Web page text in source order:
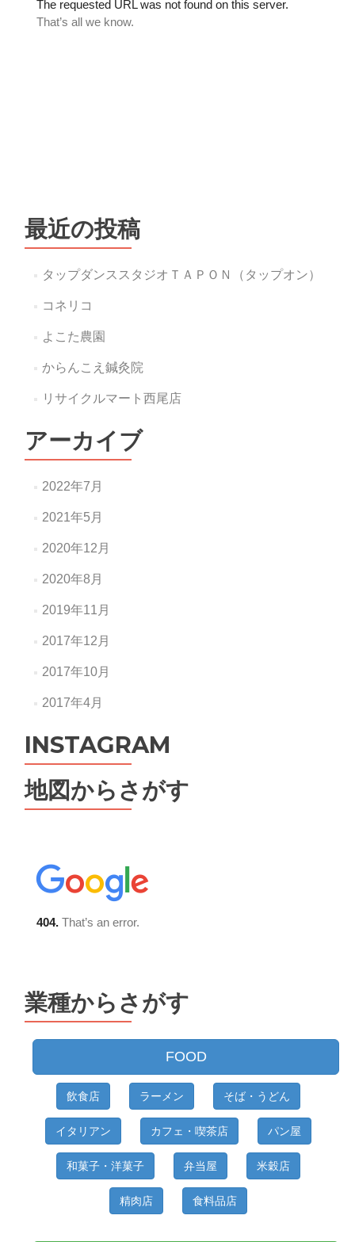
最近の投稿
タップダンススタジオＴＡＰＯＮ（タップオン）
コネリコ
よこた農園
からんこえ鍼灸院
リサイクルマート西尾店
アーカイブ
2022年7月
2021年5月
2020年12月
2020年8月
2019年11月
2017年12月
2017年10月
2017年4月
INSTAGRAM
地図からさがす
業種からさがす
FOOD
飲食店 ラーメン そば・うどん
イタリアン カフェ・喫茶店 パン屋
和菓子・洋菓子 弁当屋 米穀店
精肉店 食料品店